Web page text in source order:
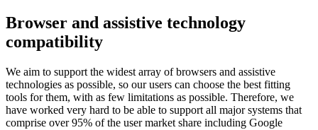
Browser and assistive technology
compatibility
We aim to support the widest array of browsers and assistive
technologies as possible, so our users can choose the best fitting
tools for them, with as few limitations as possible. Therefore, we
have worked very hard to be able to support all major systems that
comprise over 95% of the user market share including Google